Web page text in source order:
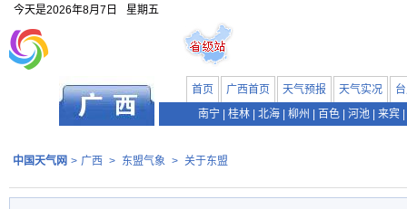
今天是2026年8月7日 星期五
首页 广西首页 天气预报 天气实况
南宁
桂林 北海 柳州 百色 河池 来宾
中国天气网 > 广西 > 东盟气象 > 关于东盟